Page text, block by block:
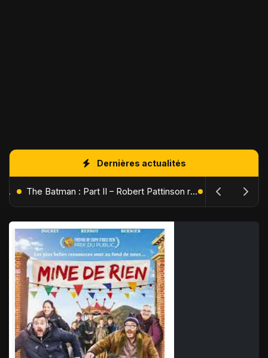
Dernières actualités
L'Âge de Glace : Le Réveil du Volcan – Manny, Sid et Diego de retour pour une aventure explosive The Batman : Part II – Robert Pattinson replonge dans les ténèbres de Gotham dès octobre 2027